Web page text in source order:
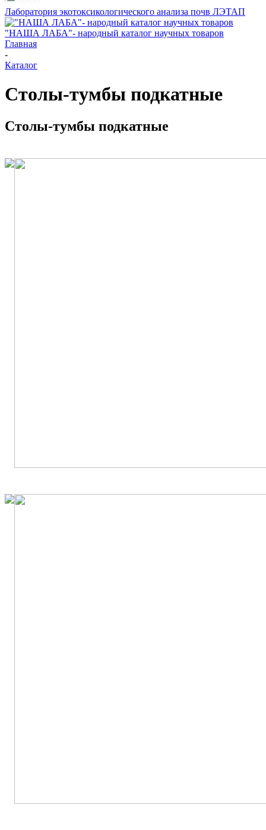
Лаборатория экотоксикологического анализа почв ЛЭТАП
"НАША ЛАБА"- народный каталог научных товаров
Главная
-
Каталог
Столы-тумбы подкатные
Столы-тумбы подкатные